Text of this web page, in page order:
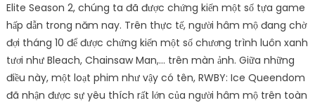
Elite Season 2, chúng ta đã được chứng kiến ​​một số tựa game
hấp dẫn trong năm nay. Trên thực tế, người hâm mộ đang chờ
đợi tháng 10 để được chứng kiến ​​một số chương trình luôn xanh
tươi như Bleach, Chainsaw Man,… trên màn ảnh. Giữa những
điều này, một loạt phim như vậy có tên, RWBY: Ice Queendom
đã nhận được sự yêu thích rất lớn của người hâm mộ trên toàn